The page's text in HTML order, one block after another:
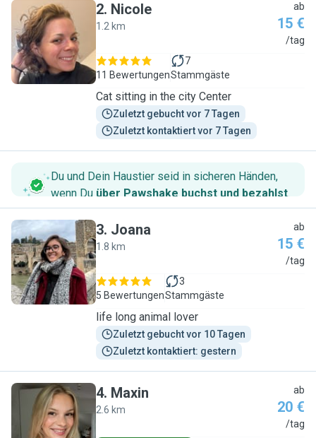
N
2. Nicole
1.2 km
ab
15 €
/tag
11 Bewertungen
7
Stammgäste
Cat sitting in the city Center
Zuletzt gebucht vor 7 Tagen
Zuletzt kontaktiert vor 7 Tagen
Du und Dein Haustier seid in sicheren Händen,
wenn Du über Pawshake buchst und bezahlst.
J
3. Joana
1.8 km
ab
15 €
/tag
5 Bewertungen
3
Stammgäste
life long animal lover
Zuletzt gebucht vor 10 Tagen
Zuletzt kontaktiert: gestern
M
4. Maxin
2.6 km
ab
20 €
/tag